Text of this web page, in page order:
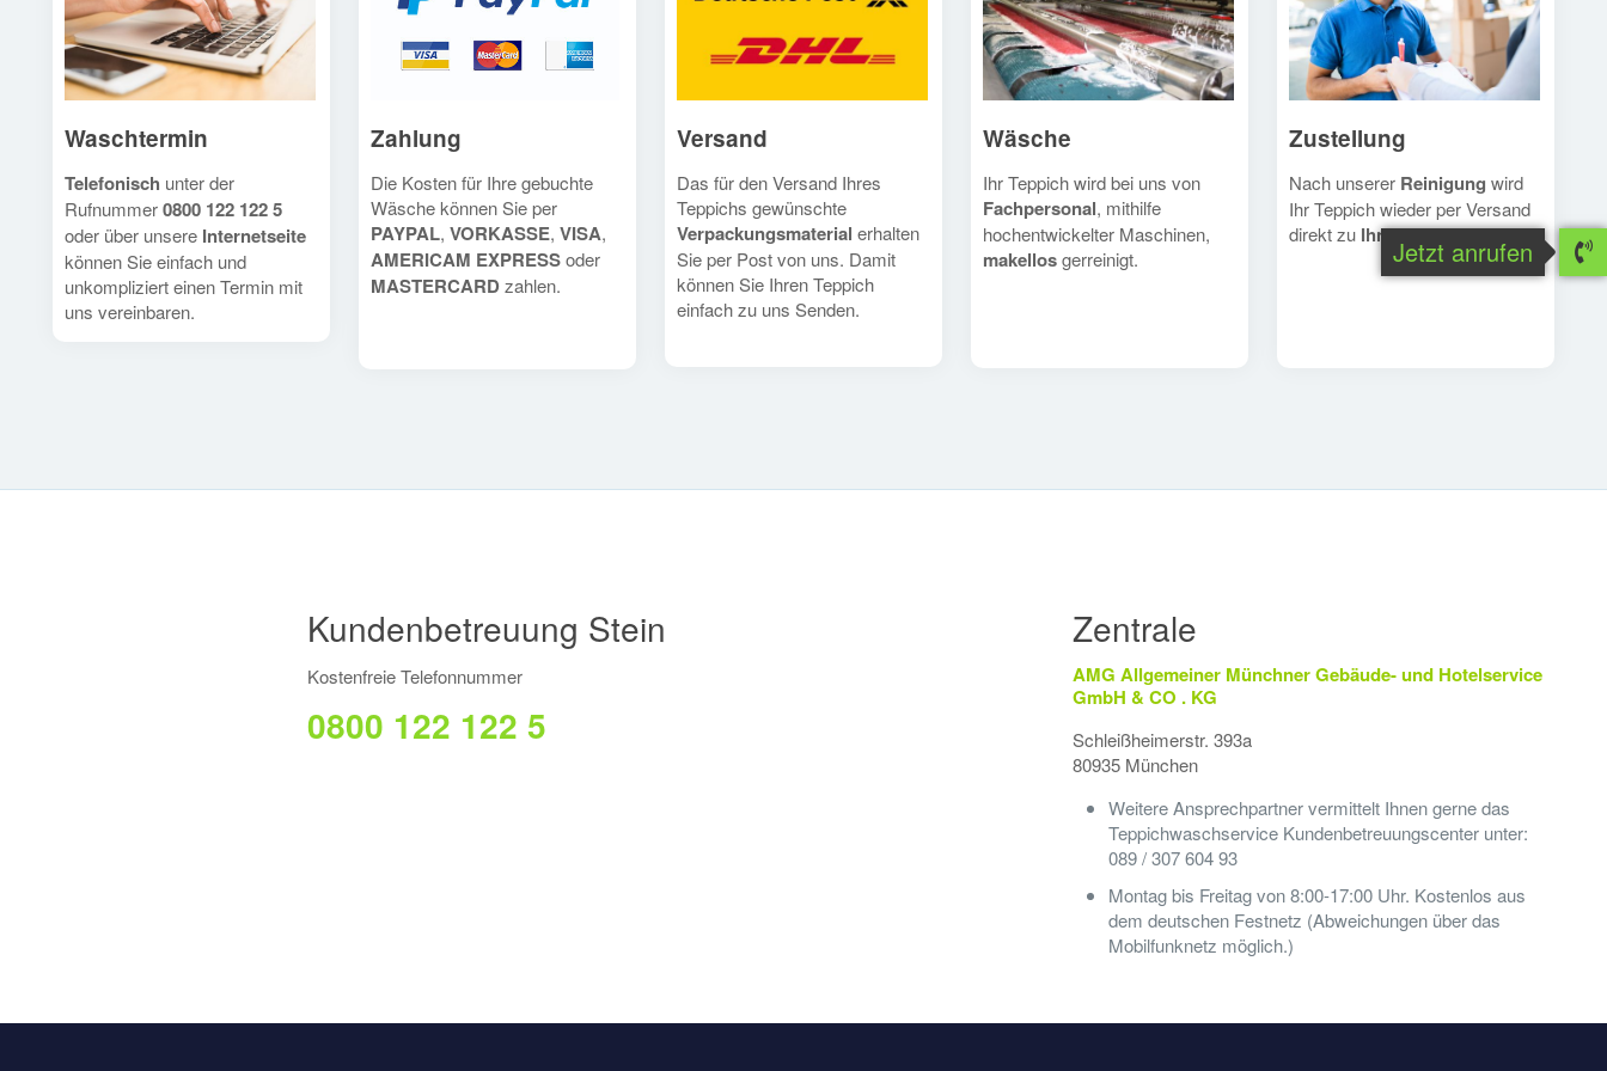
Waschtermin
Telefonisch unter der
Rufnummer0800 122 122 5
oder über unsere Internetseite
können Sie einfach und
unkompliziert einen Termin mit
uns vereinbaren.
Zahlung
Die Kosten für Ihre gebuchte
Wäsche können Sie per
PAYPAL, VORKASSE, VISA,
AMERICAM EXPRESSoder
MASTERCARDzahlen.
Versand
Das für den Versand Ihres
Teppichs gewünschte
Verpackungsmaterial erhalten
Sie per Post von uns. Damit
können Sie Ihren Teppich
einfach zu uns Senden.
Wäsche
Ihr Teppich wird bei uns von
Fachpersonal, mithilfe
hochentwickelter Maschinen,
makellosgerreinigt.
Zustellung
Nach unserer Reinigung wird
Ihr Teppich wieder per Versand
direkt zu Ihnengeschickt.
Kundenbetreuung Stein
Kostenfreie Telefonnummer
0800 122 122 5
Zentrale
AMG Allgemeiner Münchner Gebäude- und Hotelservice
GmbH & CO . KG
Schleißheimerstr. 393a
80935 München
Weitere Ansprechpartner vermittelt Ihnen gerne das
Teppichwaschservice Kundenbetreuungscenter unter:
089 / 307 604 93
Montag bis Freitag von 8:00-17:00 Uhr. Kostenlos aus
dem deutschen Festnetz (Abweichungen über das
Mobilfunknetz möglich.)
Jetzt anrufen